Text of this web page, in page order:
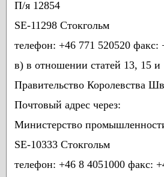
П/я 12854
SE-11298 Стокгольм
телефон: +46 771 520520 факс:
в) в отношении статей 13, 15 и
Правительство Королевства
Почтовый адрес через:
Министерство
SE-10333 Стокгольм
телефон: +46 8 4051000 факс: